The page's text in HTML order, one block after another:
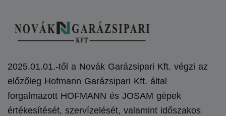
2025.01.01.-től a Novák Garázsipari Kft. végzi az
előzőleg Hofmann Garázsipari Kft. által
forgalmazott HOFMANN és JOSAM gépek
értékesítését, szervízelését, valamint időszakos